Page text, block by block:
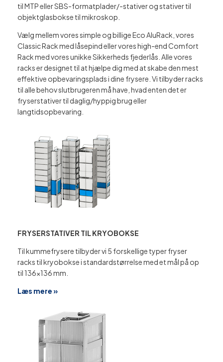
til MTP eller SBS-formatplader/-stativer og stativer til
objektglasbokse til mikroskop.
Vælg mellem vores simple og billige Eco AluRack, vores
Classic Rack med låsepind eller vores high-end Comfort
Rack med vores unikke Sikkerheds fjederlås. Alle vores
racks er designet til at hjælpe dig med at skabe den mest
effektive opbevaringsplads i dine frysere. Vi tilbyder racks
til alle behov slutbrugeren må have, hvad enten det er
fryserstativer til daglig/hyppig brug eller
langtidsopbevaring.
FRYSERSTATIVER TIL KRYOBOKSE
Til kummefrysere tilbyder vi 5 forskellige typer fryser
racks til kryobokse i standardstørrelse med et mål på op
til 136×136 mm.
Læs mere »